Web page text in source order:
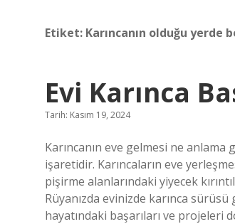
Etiket: Karıncanın olduğu yerde
Evi Karınca
Tarih: Kasım 19, 2024
Karıncanın eve gelmesi ne anlama
işaretidir. Karıncaların eve
pişirme alanlarındaki yiyecek
Rüyanızda evinizde karınca
hayatındaki başarıları ve projeleri